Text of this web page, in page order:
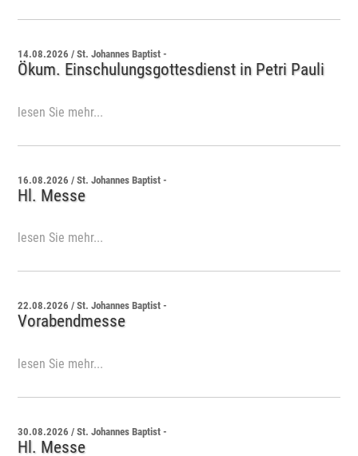
14.08.2026 / St. Johannes Baptist -
Ökum. Einschulungsgottesdienst in Petri Pauli
lesen Sie mehr...
16.08.2026 / St. Johannes Baptist -
Hl. Messe
lesen Sie mehr...
22.08.2026 / St. Johannes Baptist -
Vorabendmesse
lesen Sie mehr...
30.08.2026 / St. Johannes Baptist -
Hl. Messe